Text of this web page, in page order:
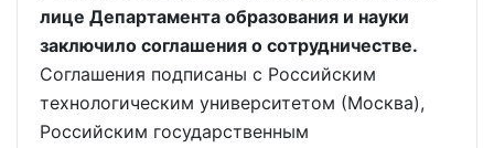
лице Департамента образования и науки
заключило соглашения о сотрудничестве.
Соглашения подписаны с Российским
технологическим университетом (Москва),
Российским государственным